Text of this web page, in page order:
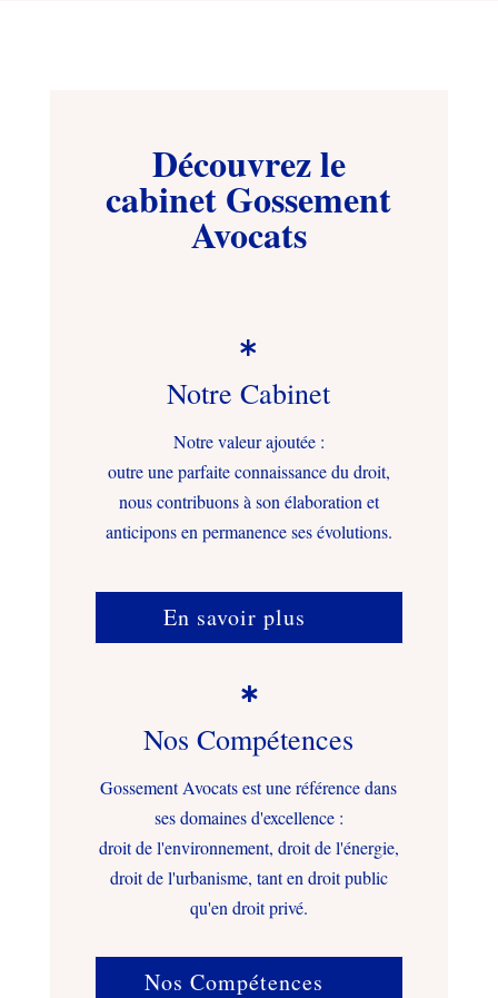
Découvrez le
cabinet Gossement
Avocats

Notre Cabinet
Notre valeur ajoutée :
outre une parfaite connaissance du droit,
nous contribuons à son élaboration et
anticipons en permanence ses évolutions.
En savoir plus

Nos Compétences
Gossement Avocats est une référence dans
ses domaines d'excellence :
droit de l'environnement, droit de l'énergie,
droit de l'urbanisme, tant en droit public
qu'en droit privé.
Nos Compétences